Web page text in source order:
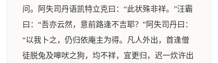
问。阿失司丹语凯特立克曰：“此状殊非祥。”汪霸
曰：“吾亦云然，意前路逢不吉耶？”阿失司丹曰：
“以我卜之，仍归依庵主为得。凡人外出，首逢僧
徒脱兔及嗥吠之狗，均不祥，宜更归，迟一炊许出